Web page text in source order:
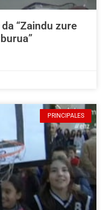
“Zaindu zure
PRINCIPALES